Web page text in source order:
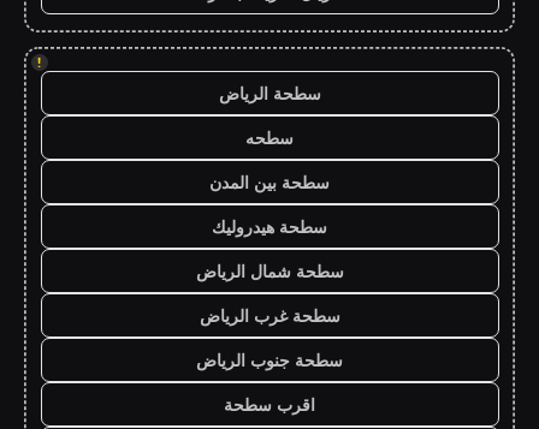
!
سطحة الرياض
سطحه
سطحة بين المدن
سطحة هيدروليك
سطحة شمال الرياض
سطحة غرب الرياض
سطحة جنوب الرياض
اقرب سطحة